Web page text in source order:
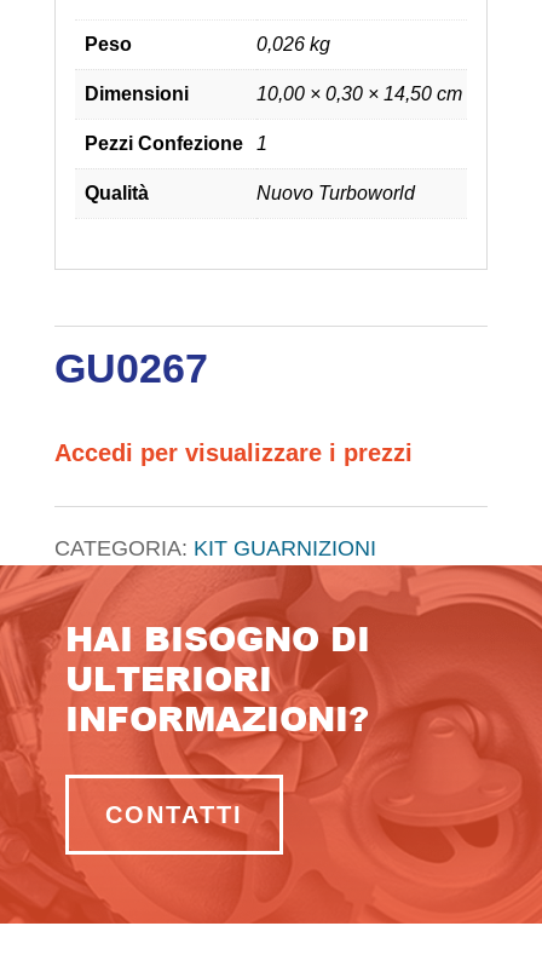
Peso 0,026 kg
Dimensioni 10,00 × 0,30 × 14,50 cm
Pezzi Confezione 1
Qualità Nuovo Turboworld
GU0267
Accedi per visualizzare i prezzi
CATEGORIA: KIT GUARNIZIONI
HAI BISOGNO DI
ULTERIORI
INFORMAZIONI?
CONTATTI